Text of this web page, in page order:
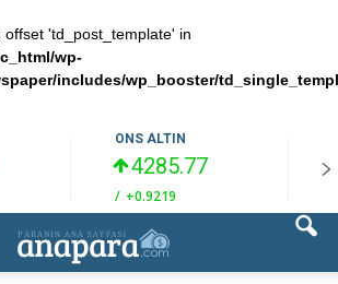
offset 'td_post_template' in
wp-
includes/wp_booster/
ONS ALTIN
4285.77
/ +0.9219